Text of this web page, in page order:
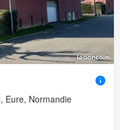
Eure, Normandie